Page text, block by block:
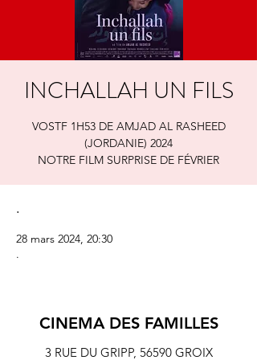
INCHALLAH UN FILS
VOSTF 1H53 DE AMJAD AL RASHEED
(JORDANIE) 2024
NOTRE FILM SURPRISE DE FÉVRIER
.
28 mars 2024, 20:30
.
CINEMA DES FAMILLES
3 RUE DU GRIPP, 56590 GROIX